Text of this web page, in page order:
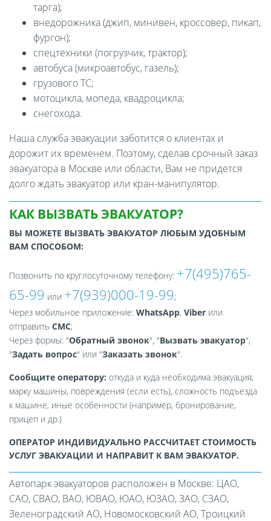
тарга);
внедорожника (джип, минивен, кроссовер, пикап,
фургон);
спецтехники (погрузчик, трактор);
автобуса (микроавтобус, газель);
грузового ТС;
мотоцикла, мопеда, квадроцикла;
снегохода.
Наша служба эвакуации заботится о клиентах и
дорожит их временем. Поэтому, сделав срочный заказ
эвакуатора в Москве или области, Вам не придется
долго ждать эвакуатор или кран-манипулятор.
КАК ВЫЗВАТЬ ЭВАКУАТОР?
ВЫ МОЖЕТЕ ВЫЗВАТЬ ЭВАКУАТОР ЛЮБЫМ УДОБНЫМ
ВАМ СПОСОБОМ:
Позвонить по круглосуточному телефону: +7(495)765-
65-99 или +7(939)000-19-99;
Через мобильное приложение: WhatsApp, Viber или
отправить СМС;
Через формы: "Обратный звонок", "Вызвать эвакуатор",
"Задать вопрос" или "Заказать звонок".
Сообщите оператору: откуда и куда необходима эвакуация,
марку машины, повреждения (если есть), сложность подъезда
к машине, иные особенности (например, бронирование,
прицеп и др.)
ОПЕРАТОР ИНДИВИДУАЛЬНО РАССЧИТАЕТ СТОИМОСТЬ
УСЛУГ ЭВАКУАЦИИ И НАПРАВИТ К ВАМ ЭВАКУАТОР.
Автопарк эвакуаторов расположен в Москве: ЦАО,
САО, СВАО, ВАО, ЮВАО, ЮАО, ЮЗАО, ЗАО, СЗАО,
Зеленоградский АО, Новомосковский АО, Троицкий